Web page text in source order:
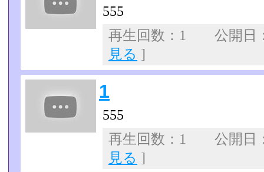
555
再生回数：1 公開
見る ]
1
555
再生回数：1 公開
見る ]